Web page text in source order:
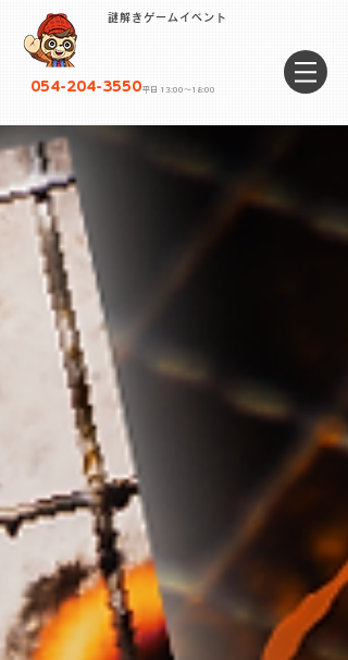
謎解きゲームイベント
054-204-3550 平日 13:00〜18:00